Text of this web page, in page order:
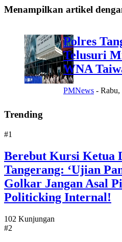
Menampilkan artikel
Polres
Telusuri
WNA
PMNews - Rabu,
Trending
#1
Berebut Kursi Ketua
Tangerang: ‘Ujian
Golkar Jangan Asal
Politicking Internal!
102 Kunjungan
#2